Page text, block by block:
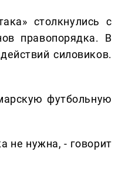
столкнулись с
правопорядка. В
силовиков.
футбольную
не нужна, - говорит